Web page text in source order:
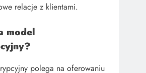
relacje z klientami.
model
polega na oferowaniu